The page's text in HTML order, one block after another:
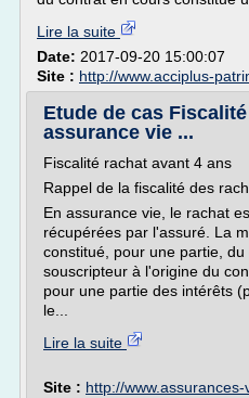
Lire la suite
Date: 2017-09-20 15:00:07
Site : http://www.acciplus-
Etude de cas
assurance vie ...
Fiscalité rachat avant 4 ans
Rappel de la fiscalité des
En assurance vie, le rachat
récupérées par l'assuré. La
constitué, pour une partie,
souscripteur à l'origine du
pour une partie des intérêts
le...
Lire la suite
Site : http://